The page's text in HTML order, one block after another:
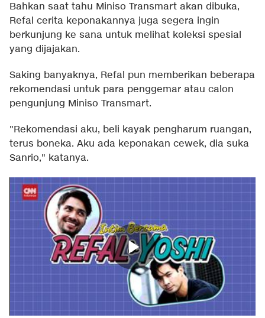
Bahkan saat tahu Miniso Transmart akan dibuka,
Refal cerita keponakannya juga segera ingin
berkunjung ke sana untuk melihat koleksi spesial
yang dijajakan.
Saking banyaknya, Refal pun memberikan beberapa
rekomendasi untuk para penggemar atau calon
pengunjung Miniso Transmart.
"Rekomendasi aku, beli kayak pengharum ruangan,
terus boneka. Aku ada keponakan cewek, dia suka
Sanrio," katanya.